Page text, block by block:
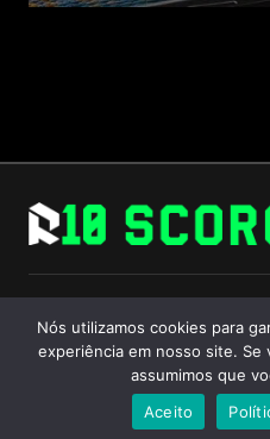
Follow Us
© 2024 R10 Score. All Rights
Nós utilizamos cookies para
experiência em nosso site.
assumimos que
Aceito